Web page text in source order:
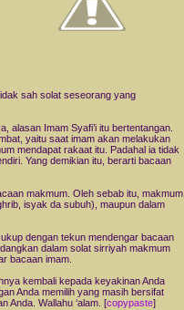
sah solat seseorang yang
alasan Imam Syafi’i itu bertentangan.
yaitu saat imam akan melakukan
mendapat rakaat itu. Padahal ia tidak
Yang demikian itu, berarti bacaan
makmum. Oleh sebab itu, makmum
isyak da subuh), maupun dalam
dengan tekun mendengar bacaan
dalam solat sirriyah makmum
bacaan imam.
kembali kepada keyakinan Anda
Anda memilih yang masih bersifat
Anda. Wallahu ‘alam. [copypaste]